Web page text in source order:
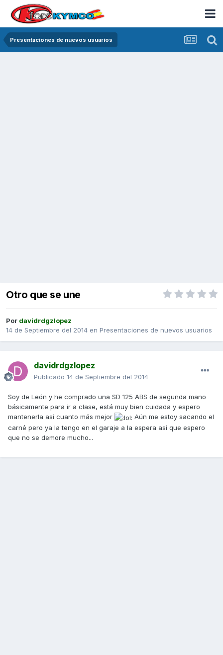
Presentaciones de nuevos usuarios
Otro que se une
Por davidrdgzlopez
14 de Septiembre del 2014 en Presentaciones de nuevos usuarios
davidrdgzlopez
Publicado 14 de Septiembre del 2014
Soy de León y he comprado una SD 125 ABS de segunda mano
básicamente para ir a clase, está muy bien cuidada y espero
mantenerla así cuanto más mejor
Aún me estoy sacando el
carné pero ya la tengo en el garaje a la espera así que espero
que no se demore mucho...